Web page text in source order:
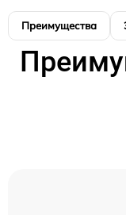
Преимущества